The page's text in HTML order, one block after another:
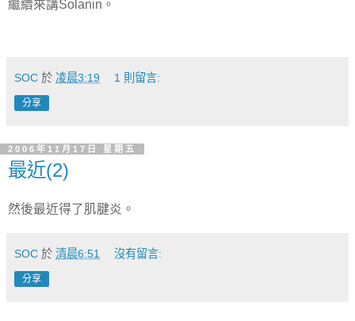
繼續來講Solanin 。
SOC 於 凌晨3:19 1 則留言:
分享
2006年11月17日 星期五
最近(2)
然後最近得了肌腱炎。
SOC 於 清晨6:51 沒有留言:
分享